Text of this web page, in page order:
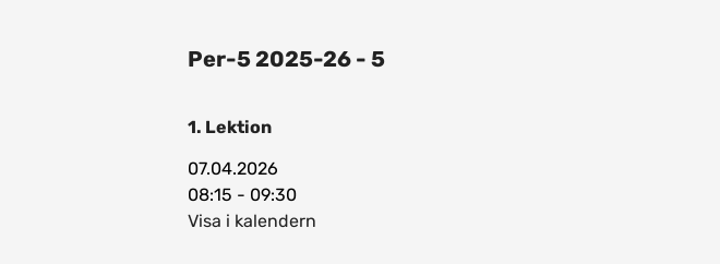
Per-5 2025-26 - 5
1. Lektion
07.04.2026
08:15 - 09:30
Visa i kalendern